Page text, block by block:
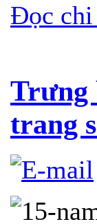
Đọc
Trưng
trang